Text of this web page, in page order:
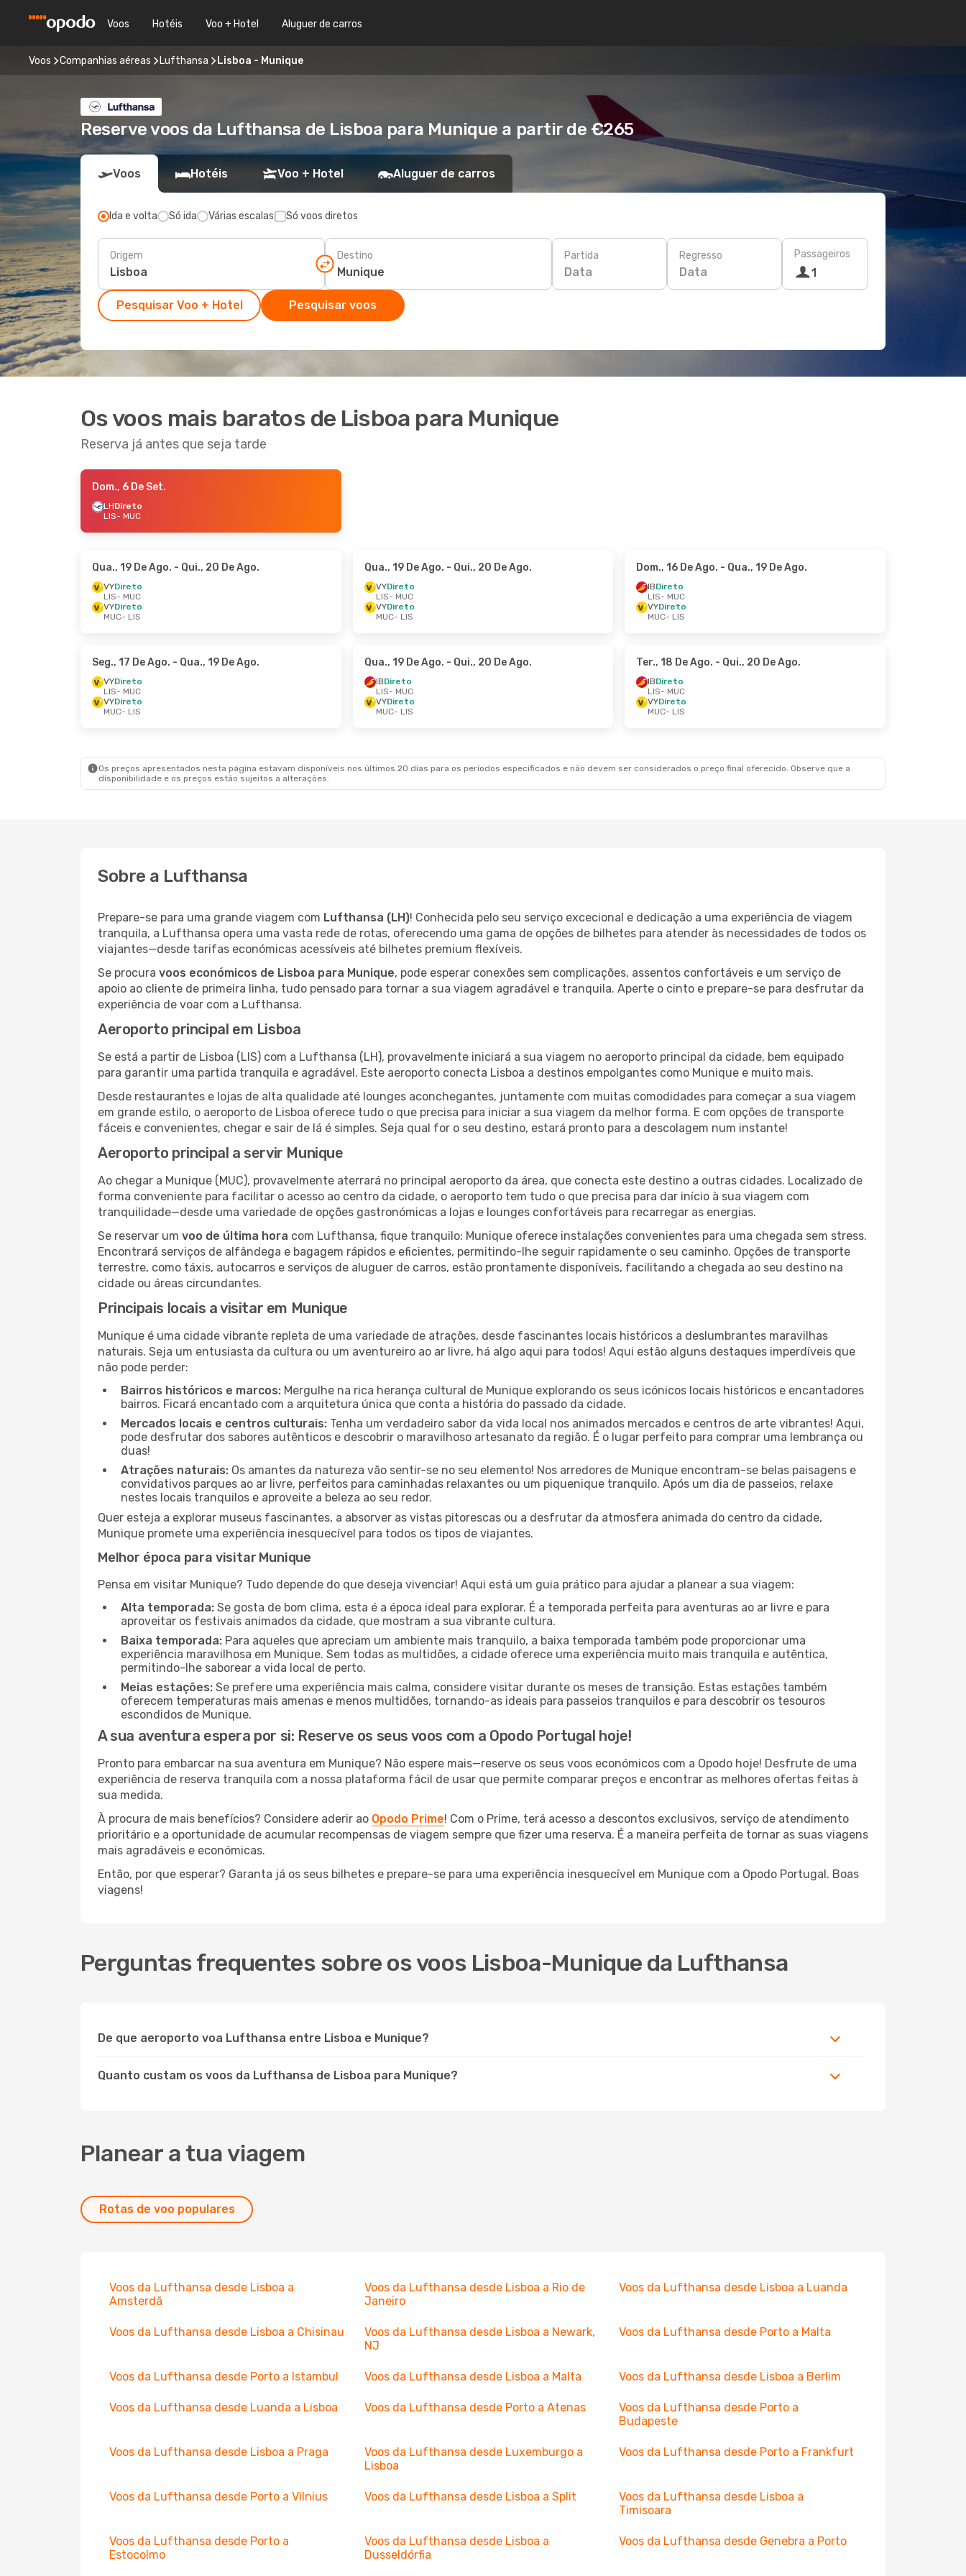
Voos Hotéis Voo + Hotel Aluguer de carros
Voos Companhias aéreas Lufthansa Lisboa - Munique
Reserve voos da Lufthansa de Lisboa para Munique a partir de €265
Voos Hotéis Voo + Hotel Aluguer de carros
Ida e volta Só ida Várias escalas Só voos diretos
Origem Destino Partida
Data
Regresso
Data
Passageiros
1
Pesquisar Voo + Hotel Pesquisar voos
Os voos mais baratos de Lisboa para Munique
Reserva já antes que seja tarde
Dom., 6 De Set.
LHDireto
LIS- MUC
Qua., 19 De Ago. - Qui., 20 De Ago.
VYDireto
LIS- MUC
VYDireto
MUC- LIS
Qua., 19 De Ago. - Qui., 20 De Ago.
VYDireto
LIS- MUC
VYDireto
MUC- LIS
Dom., 16 De Ago. - Qua., 19 De Ago.
IBDireto
LIS- MUC
VYDireto
MUC- LIS
Seg., 17 De Ago. - Qua., 19 De Ago.
VYDireto
LIS- MUC
VYDireto
MUC- LIS
Qua., 19 De Ago. - Qui., 20 De Ago.
IBDireto
LIS- MUC
VYDireto
MUC- LIS
Ter., 18 De Ago. - Qui., 20 De Ago.
IBDireto
LIS- MUC
VYDireto
MUC- LIS
Os preços apresentados nesta página estavam disponíveis nos últimos 20 dias para os períodos especificados e não devem ser considerados o preço final oferecido. Observe que a
disponibilidade e os preços estão sujeitos a alterações.
Sobre a Lufthansa
Prepare-se para uma grande viagem com Lufthansa (LH)! Conhecida pelo seu serviço excecional e dedicação a uma experiência de viagem
tranquila, a Lufthansa opera uma vasta rede de rotas, oferecendo uma gama de opções de bilhetes para atender às necessidades de todos os
viajantes—desde tarifas económicas acessíveis até bilhetes premium flexíveis.
Se procura voos económicos de Lisboa para Munique, pode esperar conexões sem complicações, assentos confortáveis e um serviço de
apoio ao cliente de primeira linha, tudo pensado para tornar a sua viagem agradável e tranquila. Aperte o cinto e prepare-se para desfrutar da
experiência de voar com a Lufthansa.
Aeroporto principal em Lisboa
Se está a partir de Lisboa (LIS) com a Lufthansa (LH), provavelmente iniciará a sua viagem no aeroporto principal da cidade, bem equipado
para garantir uma partida tranquila e agradável. Este aeroporto conecta Lisboa a destinos empolgantes como Munique e muito mais.
Desde restaurantes e lojas de alta qualidade até lounges aconchegantes, juntamente com muitas comodidades para começar a sua viagem
em grande estilo, o aeroporto de Lisboa oferece tudo o que precisa para iniciar a sua viagem da melhor forma. E com opções de transporte
fáceis e convenientes, chegar e sair de lá é simples. Seja qual for o seu destino, estará pronto para a descolagem num instante!
Aeroporto principal a servir Munique
Ao chegar a Munique (MUC), provavelmente aterrará no principal aeroporto da área, que conecta este destino a outras cidades. Localizado de
forma conveniente para facilitar o acesso ao centro da cidade, o aeroporto tem tudo o que precisa para dar início à sua viagem com
tranquilidade—desde uma variedade de opções gastronómicas a lojas e lounges confortáveis para recarregar as energias.
Se reservar um voo de última hora com Lufthansa, fique tranquilo: Munique oferece instalações convenientes para uma chegada sem stress.
Encontrará serviços de alfândega e bagagem rápidos e eficientes, permitindo-lhe seguir rapidamente o seu caminho. Opções de transporte
terrestre, como táxis, autocarros e serviços de aluguer de carros, estão prontamente disponíveis, facilitando a chegada ao seu destino na
cidade ou áreas circundantes.
Principais locais a visitar em Munique
Munique é uma cidade vibrante repleta de uma variedade de atrações, desde fascinantes locais históricos a deslumbrantes maravilhas
naturais. Seja um entusiasta da cultura ou um aventureiro ao ar livre, há algo aqui para todos! Aqui estão alguns destaques imperdíveis que
não pode perder:
Bairros históricos e marcos: Mergulhe na rica herança cultural de Munique explorando os seus icónicos locais históricos e encantadores
bairros. Ficará encantado com a arquitetura única que conta a história do passado da cidade.
Mercados locais e centros culturais: Tenha um verdadeiro sabor da vida local nos animados mercados e centros de arte vibrantes! Aqui,
pode desfrutar dos sabores autênticos e descobrir o maravilhoso artesanato da região. É o lugar perfeito para comprar uma lembrança ou
duas!
Atrações naturais: Os amantes da natureza vão sentir-se no seu elemento! Nos arredores de Munique encontram-se belas paisagens e
convidativos parques ao ar livre, perfeitos para caminhadas relaxantes ou um piquenique tranquilo. Após um dia de passeios, relaxe
nestes locais tranquilos e aproveite a beleza ao seu redor.
Quer esteja a explorar museus fascinantes, a absorver as vistas pitorescas ou a desfrutar da atmosfera animada do centro da cidade,
Munique promete uma experiência inesquecível para todos os tipos de viajantes.
Melhor época para visitar Munique
Pensa em visitar Munique? Tudo depende do que deseja vivenciar! Aqui está um guia prático para ajudar a planear a sua viagem:
Alta temporada: Se gosta de bom clima, esta é a época ideal para explorar. É a temporada perfeita para aventuras ao ar livre e para
aproveitar os festivais animados da cidade, que mostram a sua vibrante cultura.
Baixa temporada: Para aqueles que apreciam um ambiente mais tranquilo, a baixa temporada também pode proporcionar uma
experiência maravilhosa em Munique. Sem todas as multidões, a cidade oferece uma experiência muito mais tranquila e autêntica,
permitindo-lhe saborear a vida local de perto.
Meias estações: Se prefere uma experiência mais calma, considere visitar durante os meses de transição. Estas estações também
oferecem temperaturas mais amenas e menos multidões, tornando-as ideais para passeios tranquilos e para descobrir os tesouros
escondidos de Munique.
A sua aventura espera por si: Reserve os seus voos com a Opodo Portugal hoje!
Pronto para embarcar na sua aventura em Munique? Não espere mais—reserve os seus voos económicos com a Opodo hoje! Desfrute de uma
experiência de reserva tranquila com a nossa plataforma fácil de usar que permite comparar preços e encontrar as melhores ofertas feitas à
sua medida.
À procura de mais benefícios? Considere aderir ao Opodo Prime! Com o Prime, terá acesso a descontos exclusivos, serviço de atendimento
prioritário e a oportunidade de acumular recompensas de viagem sempre que fizer uma reserva. É a maneira perfeita de tornar as suas viagens
mais agradáveis e económicas.
Então, por que esperar? Garanta já os seus bilhetes e prepare-se para uma experiência inesquecível em Munique com a Opodo Portugal. Boas
viagens!
Perguntas frequentes sobre os voos Lisboa-Munique da Lufthansa
De que aeroporto voa Lufthansa entre Lisboa e Munique?
Quanto custam os voos da Lufthansa de Lisboa para Munique?
Planear a tua viagem
Rotas de voo populares
Voos da Lufthansa desde Lisboa a
Amsterdã
Voos da Lufthansa desde Lisboa a Rio de
Janeiro
Voos da Lufthansa desde Lisboa a Luanda
Voos da Lufthansa desde Lisboa a Chisinau
Voos da Lufthansa desde Lisboa a Newark,
NJ
Voos da Lufthansa desde Porto a Malta
Voos da Lufthansa desde Porto a Istambul Voos da Lufthansa desde Lisboa a Malta Voos da Lufthansa desde Lisboa a Berlim
Voos da Lufthansa desde Luanda a Lisboa Voos da Lufthansa desde Porto a Atenas
Voos da Lufthansa desde Porto a
Budapeste
Voos da Lufthansa desde Lisboa a Praga
Voos da Lufthansa desde Luxemburgo a
Lisboa
Voos da Lufthansa desde Porto a Frankfurt
Voos da Lufthansa desde Porto a Vilnius Voos da Lufthansa desde Lisboa a Split
Voos da Lufthansa desde Lisboa a
Timisoara
Voos da Lufthansa desde Porto a
Estocolmo
Voos da Lufthansa desde Lisboa a
Dusseldórfia
Voos da Lufthansa desde Genebra a Porto